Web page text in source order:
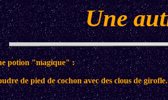
Une
potion "magique" :
de pied de cochon avec des clous de